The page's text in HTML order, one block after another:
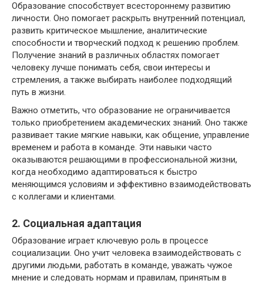
Образование способствует всестороннему развитию
личности. Оно помогает раскрыть внутренний потенциал,
развить критическое мышление, аналитические
способности и творческий подход к решению проблем.
Получение знаний в различных областях помогает
человеку лучше понимать себя, свои интересы и
стремления, а также выбирать наиболее подходящий
путь в жизни.
Важно отметить, что образование не ограничивается
только приобретением академических знаний. Оно также
развивает такие мягкие навыки, как общение, управление
временем и работа в команде. Эти навыки часто
оказываются решающими в профессиональной жизни,
когда необходимо адаптироваться к быстро
меняющимся условиям и эффективно взаимодействовать
с коллегами и клиентами.
2. Социальная адаптация
Образование играет ключевую роль в процессе
социализации. Оно учит человека взаимодействовать с
другими людьми, работать в команде, уважать чужое
мнение и следовать нормам и правилам, принятым в